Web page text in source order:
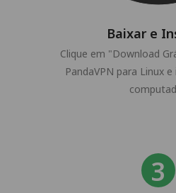
Baixar e
Clique em "Download
PandaVPN para Linux